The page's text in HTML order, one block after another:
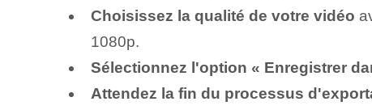
Choisissez la qualité de votre vidéo
1080p.
Sélectionnez l'option « Enregistrer
Attendez la fin du processus